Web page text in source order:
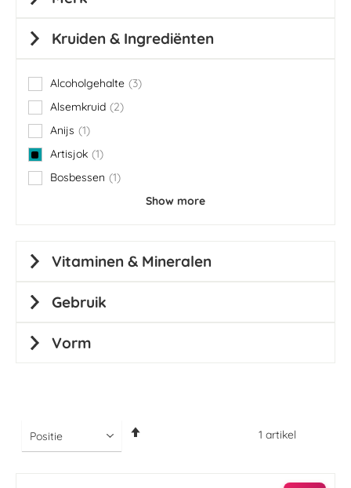
1 artikel
Kruiden & Ingrediënten
Alcoholgehalte 3
items
Alsemkruid
2
items
Anijs
1
item
Artisjok 1
item
Bosbessen
1
item
Show more
Vitaminen & Mineralen
Gebruik
Vorm